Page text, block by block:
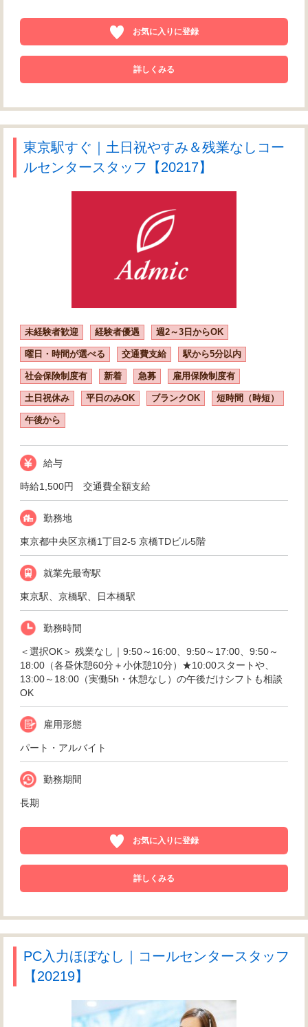
お気に入りに登録
詳しくみる
東京駅すぐ｜土日祝やすみ＆残業なしコー
ルセンタースタッフ【20217】
未経験者歓迎 経験者優遇 週2～3日からOK
曜日・時間が選べる 交通費支給 駅から5分以内
社会保険制度有 新着 急募 雇用保険制度有
土日祝休み 平日のみOK ブランクOK 短時間（時短）
午後から
給与
時給1,500円 交通費全額支給
勤務地
東京都中央区京橋1丁目2-5 京橋TDビル5階
就業先最寄駅
東京駅、京橋駅、日本橋駅
勤務時間
＜選択OK＞ 残業なし｜9:50～16:00、9:50～17:00、9:50～
18:00（各昼休憩60分＋小休憩10分）★10:00スタートや、
13:00～18:00（実働5h・休憩なし）の午後だけシフトも相談
OK
雇用形態
パート・アルバイト
勤務期間
長期
お気に入りに登録
詳しくみる
PC入力ほぼなし｜コールセンタースタッフ
【20219】